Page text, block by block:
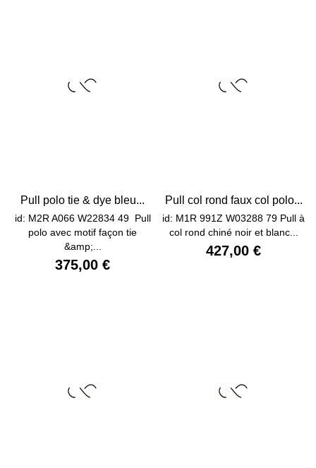
Pull polo tie & dye bleu...
id: M2R A066 W22834 49 Pull
polo avec motif façon tie
&amp;...
375,00 €
Pull col rond faux col polo...
id: M1R 991Z W03288 79 Pull à
col rond chiné noir et blanc...
427,00 €